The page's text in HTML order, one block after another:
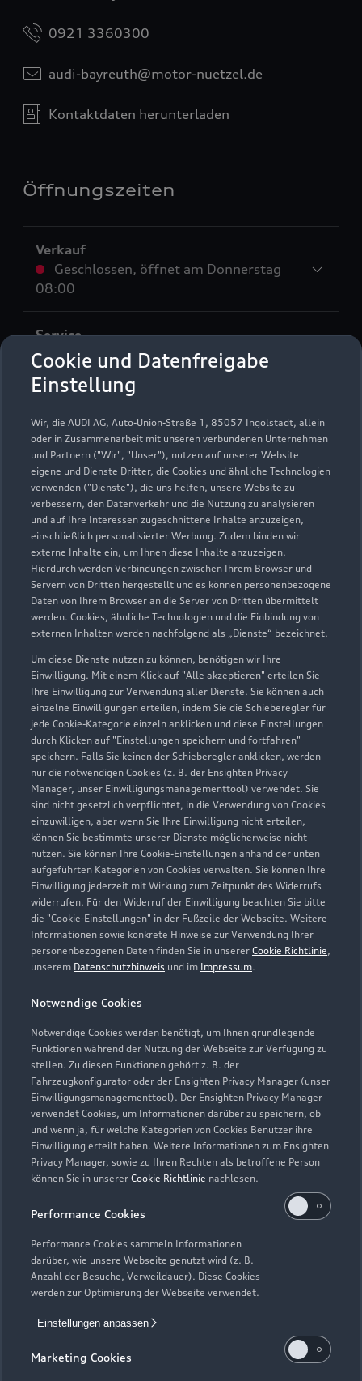
Cookie und Datenfreigabe
Einstellung
Wir, die AUDI AG, Auto-Union-Straße 1, 85057 Ingolstadt, allein
oder in Zusammenarbeit mit unseren verbundenen Unternehmen
und Partnern ("Wir", "Unser"), nutzen auf unserer Website
eigene und Dienste Dritter, die Cookies und ähnliche Technologien
verwenden ("Dienste"), die uns helfen, unsere Website zu
verbessern, den Datenverkehr und die Nutzung zu analysieren
und auf Ihre Interessen zugeschnittene Inhalte anzuzeigen,
einschließlich personalisierter Werbung. Zudem binden wir
externe Inhalte ein, um Ihnen diese Inhalte anzuzeigen.
Hierdurch werden Verbindungen zwischen Ihrem Browser und
Servern von Dritten hergestellt und es können personenbezogene
Daten von Ihrem Browser an die Server von Dritten übermittelt
werden. Cookies, ähnliche Technologien und die Einbindung von
externen Inhalten werden nachfolgend als „Dienste“ bezeichnet.
Um diese Dienste nutzen zu können, benötigen wir Ihre
Einwilligung. Mit einem Klick auf "Alle akzeptieren" erteilen Sie
Ihre Einwilligung zur Verwendung aller Dienste. Sie können auch
einzelne Einwilligungen erteilen, indem Sie die Schieberegler für
jede Cookie-Kategorie einzeln anklicken und diese Einstellungen
durch Klicken auf "Einstellungen speichern und fortfahren"
speichern. Falls Sie keinen der Schieberegler anklicken, werden
nur die notwendigen Cookies (z. B. der Ensighten Privacy
Manager, unser Einwilligungsmanagementtool) verwendet. Sie
sind nicht gesetzlich verpflichtet, in die Verwendung von Cookies
einzuwilligen, aber wenn Sie Ihre Einwilligung nicht erteilen,
können Sie bestimmte unserer Dienste möglicherweise nicht
nutzen. Sie können Ihre Cookie-Einstellungen anhand der unten
aufgeführten Kategorien von Cookies verwalten. Sie können Ihre
Einwilligung jederzeit mit Wirkung zum Zeitpunkt des Widerrufs
widerrufen. Für den Widerruf der Einwilligung beachten Sie bitte
die "Cookie-Einstellungen" in der Fußzeile der Webseite. Weitere
Informationen sowie konkrete Hinweise zur Verwendung Ihrer
personenbezogenen Daten finden Sie in unserer Cookie Richtlinie,
unserem Datenschutzhinweis und im Impressum.
Notwendige Cookies
Notwendige Cookies werden benötigt, um Ihnen grundlegende
Funktionen während der Nutzung der Webseite zur Verfügung zu
stellen. Zu diesen Funktionen gehört z. B. der
Fahrzeugkonfigurator oder der Ensighten Privacy Manager (unser
Einwilligungsmanagementtool). Der Ensighten Privacy Manager
verwendet Cookies, um Informationen darüber zu speichern, ob
und wenn ja, für welche Kategorien von Cookies Benutzer ihre
Einwilligung erteilt haben. Weitere Informationen zum Ensighten
Privacy Manager, sowie zu Ihren Rechten als betroffene Person
können Sie in unserer Cookie Richtlinie nachlesen.
Performance Cookies
Performance Cookies sammeln Informationen
darüber, wie unsere Webseite genutzt wird (z. B.
Anzahl der Besuche, Verweildauer). Diese Cookies
werden zur Optimierung der Webseite verwendet.
Einstellungen anpassen
Marketing Cookies
0921 3360300
audi-bayreuth@motor-nuetzel.de
Kontaktdaten herunterladen
Öffnungszeiten
Verkauf
Geschlossen, öffnet am Donnerstag
08:00
Service
Geschlossen ,öffnet amDonnerstag
07:00
* Die Auszeichnung Audi Top Service Partner
2025 wurde von der AUDI AG unter Ausschluss
Dritter nach festgelegten Kriterien an
ausgewählte Audi Partnerunternehmen vergeben.
Hierzu zählen überdurchschnittliche Leistungen
in der Kundenloyalisierung, ein digitales Format
zur Terminvereinbarung sowie die zeitnahe
Abarbeitung von Kundenanliegen.
Mitarbeiter_innen dieser Betriebe sind sowohl im
technischen Bereich als auch in der
qualifiziert.
Zurück nach oben
Modelle
Alle Modelle
Modelle vergleichen
Elektromodelle
Plug-in-Hybride
Kaufen & leasen
Neuwagensuche
Gebrauchtwagensuche
Gebrauchtwagen
Geschäftskunden
Service & Zubehör
Saisonale Angebote
Audi Services
Garantie
Audi digital services
myAudi
Support
Händlersuche
Audi Code
Häufige Fragen (FAQ)
Audi Online Beratung
Online-Terminvereinbarung
Servicekontakt
Über Audi
Karriere
Investor Relations
Presse & Media Center
Datenschutz
Audi erleben
Newsletter
© 2026 AUDI AG. Alle Rechte vorbehalten
Impressum Rechtliches
Hinweisgebersystem
Datenschutzinformation
Cookie-Einstellungen
Cookie-Richtlinie
Barrierefreiheit
Die Auszeichnung Audi Top Service Partner 2025 wurde von
der AUDI AG unter Ausschluss Dritter nach festgelegten
Hierzu zählen überdurchschnittliche Leistungen in der
Terminvereinbarung sowie die zeitnahe Abarbeitung von